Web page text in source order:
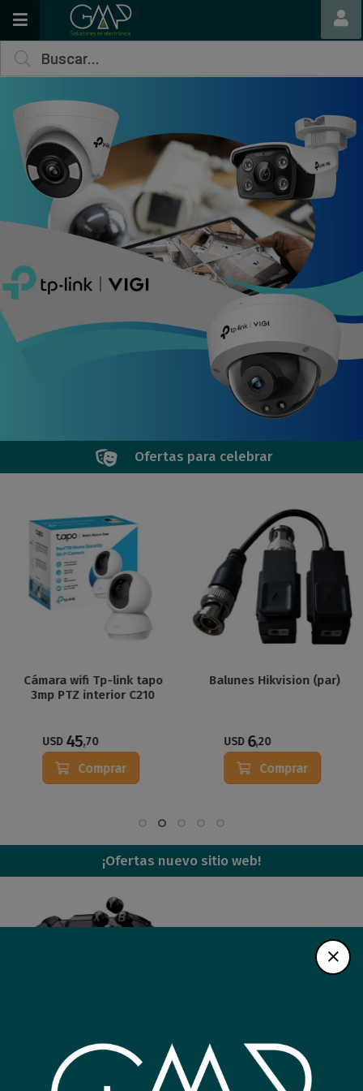
Ofertas para celebrar
Cámara wifi Tp-link tapo
3mp PTZ interior C210
USD 45,70
Comprar
Balunes Hikvision (par)
USD 6,20
Comprar
¡Ofertas nuevo sitio web!
Joystick GameSir G4 Pro
Joystick Sony PS5